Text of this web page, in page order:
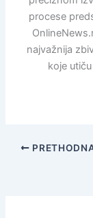
procese
najvažnija
koje